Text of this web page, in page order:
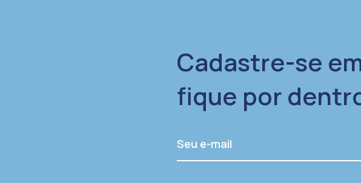
Cadastre-se
fique por